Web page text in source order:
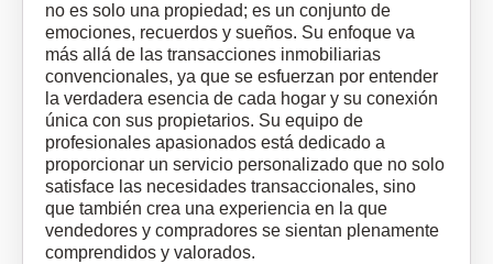
no es solo una propiedad; es un conjunto de
emociones, recuerdos y sueños. Su enfoque va
más allá de las transacciones inmobiliarias
convencionales, ya que se esfuerzan por entender
la verdadera esencia de cada hogar y su conexión
única con sus propietarios. Su equipo de
profesionales apasionados está dedicado a
proporcionar un servicio personalizado que no solo
satisface las necesidades transaccionales, sino
que también crea una experiencia en la que
vendedores y compradores se sientan plenamente
comprendidos y valorados.